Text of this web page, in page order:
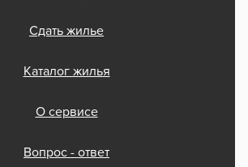
Сдать жилье
Каталог жилья
О сервисе
Вопрос - ответ